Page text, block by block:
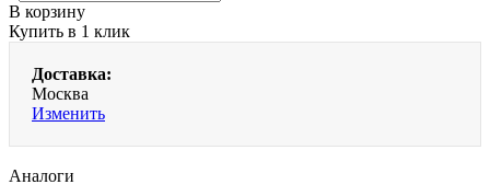
В корзину
Купить в 1 клик
Доставка:
Москва
Изменить
Аналоги